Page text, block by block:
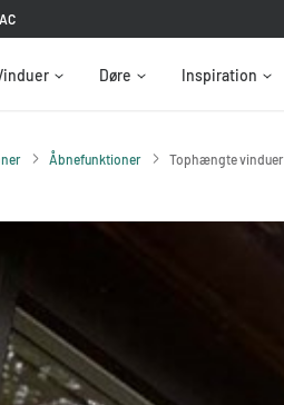
Døre Inspiration
Åbnefunktioner Tophængte vinduer